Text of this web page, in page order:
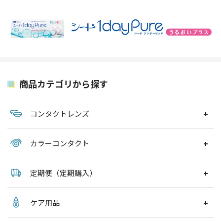
商品カテゴリから探す
コンタクトレンズ
カラーコンタクト
定期便（定期購入）
ケア用品